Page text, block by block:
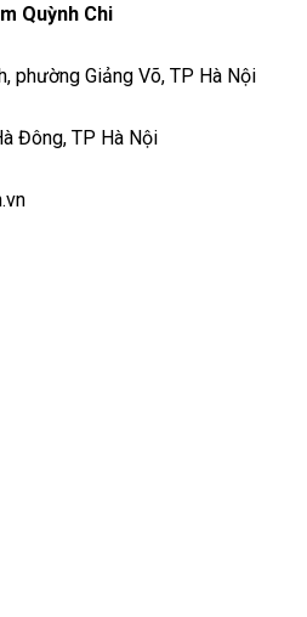
Quỳnh Chi
phường Giảng Võ, TP Hà Nội
Đông, TP Hà Nội